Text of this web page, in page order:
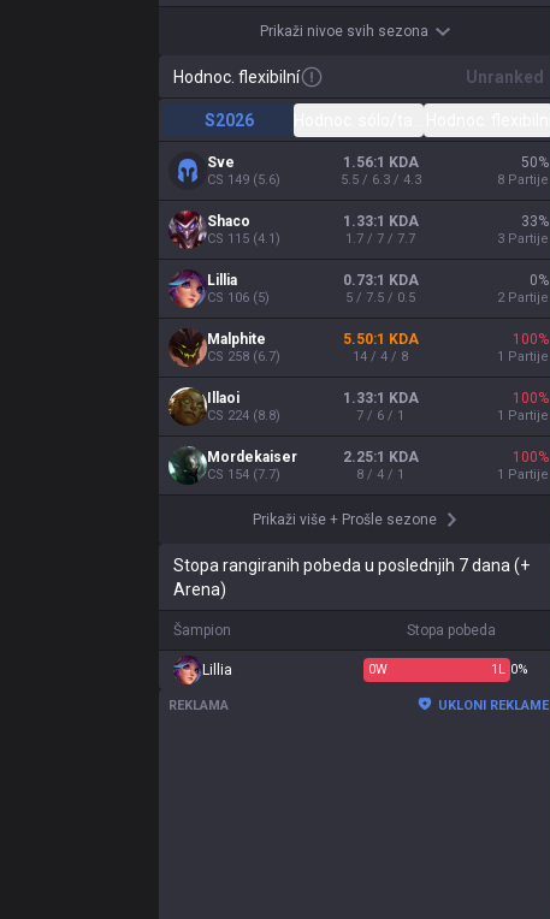
Prikaži nivoe svih sezona
Hodnoc. flexibilní Unranked
S2026
Sve
CS 149 (5.6)
1.56:1 KDA
5.5 / 6.3 / 4.3
50%
8 Partije
Shaco
CS 115 (4.1)
1.33:1 KDA
1.7 / 7 / 7.7
33%
3 Partije
Lillia
CS 106 (5)
0.73:1 KDA
5 / 7.5 / 0.5
0%
2 Partije
Malphite
CS 258 (6.7)
5.50:1 KDA
14 / 4 / 8
100%
1 Partije
Illaoi
CS 224 (8.8)
1.33:1 KDA
7 / 6 / 1
100%
1 Partije
Mordekaiser
CS 154 (7.7)
2.25:1 KDA
8 / 4 / 1
100%
1 Partije
Prikaži više+ Prošle sezone
Stopa rangiranih pobeda u poslednjih 7 dana (+
Arena)
Šampion Stopa pobeda
Lillia 0W 1 L 0%
REKLAMA UKLONI REKLAME